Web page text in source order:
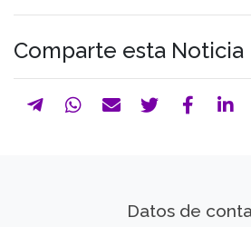
Comparte esta Noticia
Datos de